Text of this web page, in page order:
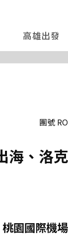
高雄出發
團號
海、洛
桃園國際機場